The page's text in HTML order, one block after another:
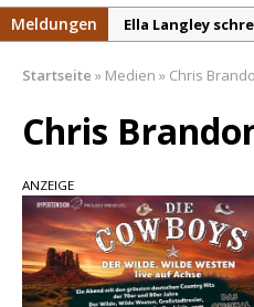
Meldungen
Ella Langley
aller Zeiten
pez
Talks“ – eine
Randy Travis
einen weiteren
Danke für Euer
täglich rund
Startseite » Medien » Chris
Chris
ANZEIGE